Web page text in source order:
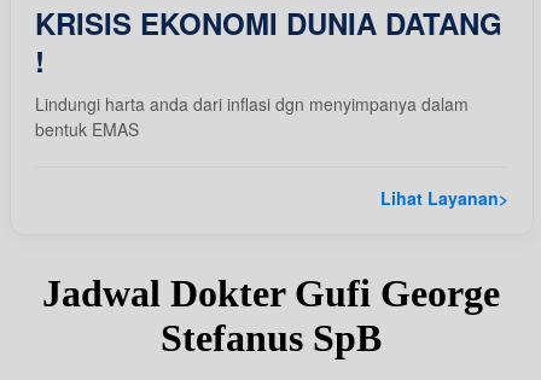
KRISIS EKONOMI DUNIA DATANG
!
Lindungi harta anda dari inflasi dgn menyimpanya dalam
bentuk EMAS
Lihat Layanan>
Jadwal Dokter Gufi George
Stefanus SpB